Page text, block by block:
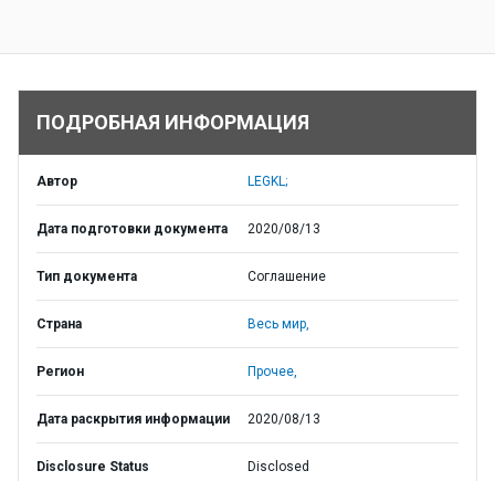
ПОДРОБНАЯ ИНФОРМАЦИЯ
Автор LEGKL;
Дата подготовки документа 2020/08/13
Тип документа Соглашение
Страна Весь мир,
Регион Прочее,
Дата раскрытия информации 2020/08/13
Disclosure Status Disclosed